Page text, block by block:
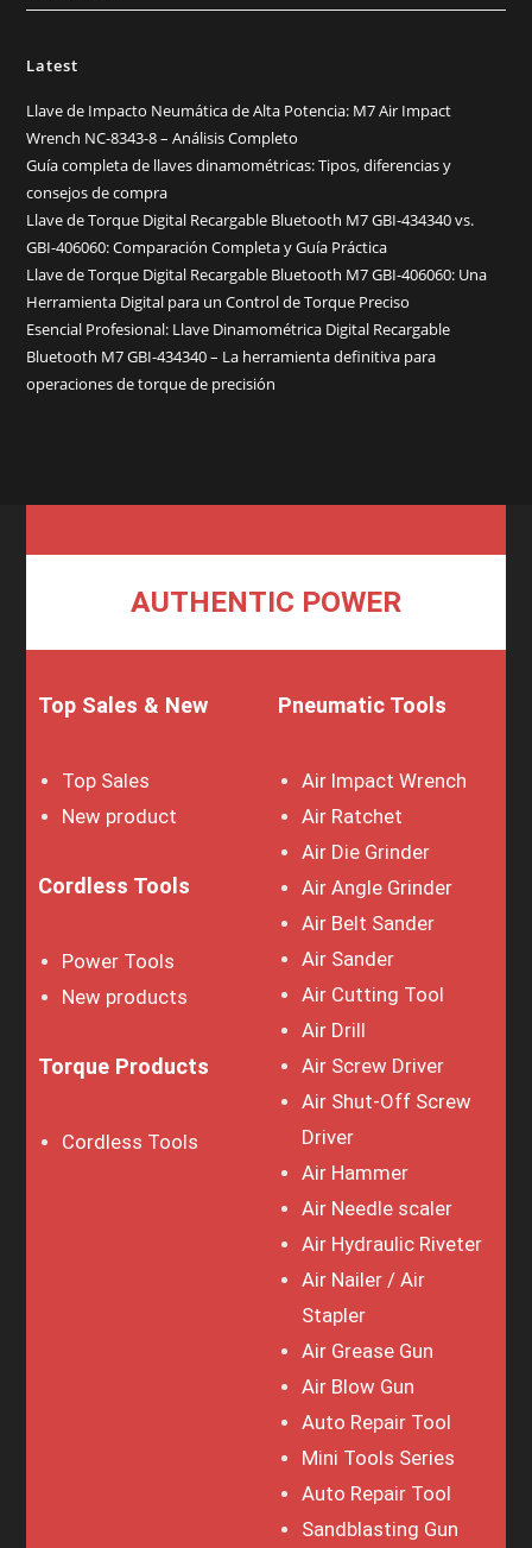
Latest
Llave de Impacto Neumática de Alta Potencia: M7 Air Impact
Wrench NC-8343-8 – Análisis Completo
Guía completa de llaves dinamométricas: Tipos, diferencias y
consejos de compra
Llave de Torque Digital Recargable Bluetooth M7 GBI-434340 vs.
GBI-406060: Comparación Completa y Guía Práctica
Llave de Torque Digital Recargable Bluetooth M7 GBI-406060: Una
Herramienta Digital para un Control de Torque Preciso
Esencial Profesional: Llave Dinamométrica Digital Recargable
Bluetooth M7 GBI-434340 – La herramienta definitiva para
operaciones de torque de precisión
AUTHENTIC POWER
Top Sales & New
Top Sales
New product
Cordless Tools
Power Tools
New products
Torque Products
Cordless Tools
Pneumatic Tools
Air Impact Wrench
Air Ratchet
Air Die Grinder
Air Angle Grinder
Air Belt Sander
Air Sander
Air Cutting Tool
Air Drill
Air Screw Driver
Air Shut-Off Screw
Driver
Air Hammer
Air Needle scaler
Air Hydraulic Riveter
Air Nailer / Air
Stapler
Air Grease Gun
Air Blow Gun
Auto Repair Tool
Mini Tools Series
Auto Repair Tool
Sandblasting Gun